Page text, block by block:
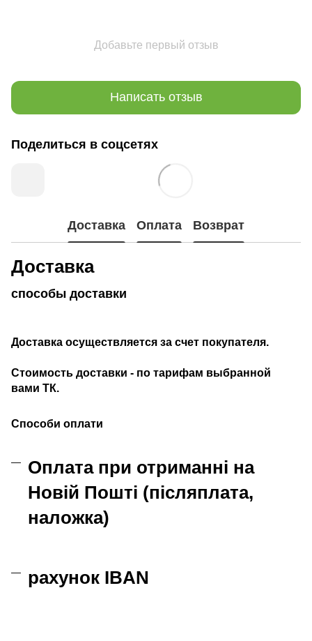
Добавьте первый отзыв
Написать отзыв
Поделиться в соцсетях
Доставка Оплата Возврат
Доставка
способы доставки
Доставка осуществляется за счет покупателя.
Стоимость доставки - по тарифам выбранной
вами ТК.
Способи оплати
Оплата при отриманні на
Новій Пошті (післяплата,
наложка)
рахунок IBAN